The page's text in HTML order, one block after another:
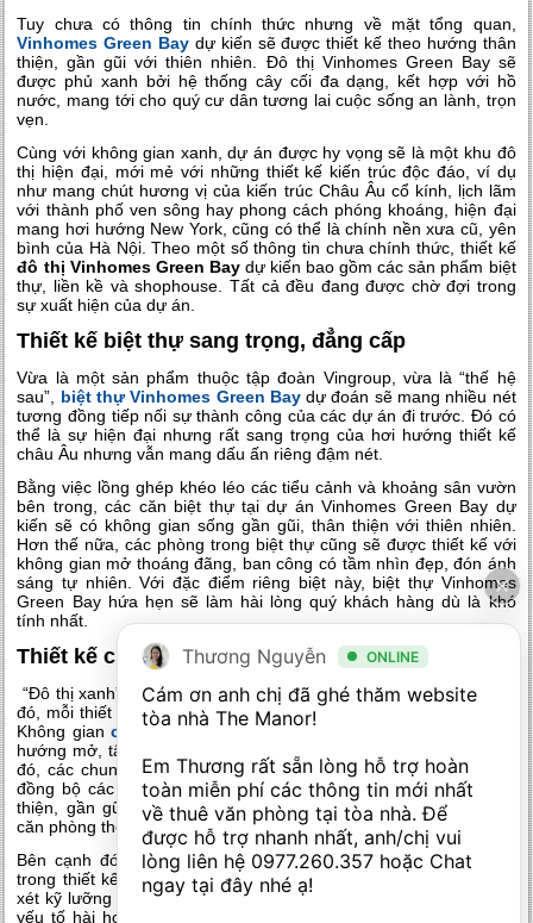
Tuy chưa có thông tin chính thức nhưng về mặt tổng quan,
Vinhomes Green Bay dự kiến sẽ được thiết kế theo hướng thân
thiện, gần gũi với thiên nhiên. Đô thị Vinhomes Green Bay sẽ
được phủ xanh bởi hệ thống cây cối đa dạng, kết hợp với hồ
nước, mang tới cho quý cư dân tương lai cuộc sống an lành, trọn
vẹn.
Cùng với không gian xanh, dự án được hy vọng sẽ là một khu đô
thị hiện đại, mới mẻ với những thiết kế kiến trúc độc đáo, ví dụ
như mang chút hương vị của kiến trúc Châu Âu cổ kính, lịch lãm
với thành phố ven sông hay phong cách phóng khoáng, hiện đại
mang hơi hướng New York, cũng có thể là chính nền xưa cũ, yên
bình của Hà Nội. Theo một số thông tin chưa chính thức, thiết kế
đô thị Vinhomes Green Baydự kiến bao gồm các sản phẩm biệt
thự, liền kề và shophouse. Tất cả đều đang được chờ đợi trong
sự xuất hiện của dự án.
Thiết kế biệt thự sang trọng, đẳng cấp
Vừa là một sản phẩm thuộc tập đoàn Vingroup, vừa là “thế hệ
sau”, biệt thự Vinhomes Green Bay dự đoán sẽ mang nhiều nét
tương đồng tiếp nối sự thành công của các dự án đi trước. Đó có
thể là sự hiện đại nhưng rất sang trọng của hơi hướng thiết kế
châu Âu nhưng vẫn mang dấu ấn riêng đậm nét.
Bằng việc lồng ghép khéo léo các tiểu cảnh và khoảng sân vườn
bên trong, các căn biệt thự tại dự án Vinhomes Green Bay dự
kiến sẽ có không gian sống gần gũi, thân thiện với thiên nhiên.
Hơn thế nữa, các phòng trong biệt thự cũng sẽ được thiết kế với
không gian mở thoáng đãng, ban công có tầm nhìn đẹp, đón ánh
sáng tự nhiên. Với đặc điểm riêng biệt này, biệt thự Vinhomes
Green Bay hứa hẹn sẽ làm hài lòng quý khách hàng dù là khó
tính nhất.
Thiết kế chung cư hài hòa, hợp phong thủy
“Đô thị xanh” dự kiến là mục tiêu thiết kế của tổng thể dự án. Do
đó, mỗi thiết kế nhỏ luôn được chú trọng đến yếu tố thiên nhiên.
Không gianchung cư Vinhomes Green Bay
hướng mở, tận dụng tối đa ánh sáng tự nhiên. Để làm được điều
đó, các chung cư dự kiến được thiết kế xẻ nhiều khe ánh sáng,
đồng bộ các tiện ích và công năng, vừa tiết kiệm điện vừa thân
thiện, gần gũi với môi trường. Đồng thời, những điểm này giúp
căn phòng thoáng đãng và trong lành hơn.
Bên cạnh đó, yếu tố phong thuỷ cũng cực kỳ được quan tâm
trong thiết kế của căn hộ. Các vật dụng, nội thất đều được xem
xét kỹ lưỡng từ chất liệu, kiểu dáng đến màu sắc nhằm đảm bảo
yếu tố hài hoà cho không gian căn phòng, đồng thời cũng phải
Thương Nguyễn ONLINE
Cám ơn anh chị đã ghé thăm website
tòa nhà The Manor!
Em Thương rất sẵn lòng hỗ trợ hoàn
toàn miễn phí các thông tin mới nhất
về thuê văn phòng tại tòa nhà. Để
được hỗ trợ nhanh nhất, anh/chị vui
lòng liên hệ 0977.260.357 hoặc Chat
ngay tại đây nhé ạ!